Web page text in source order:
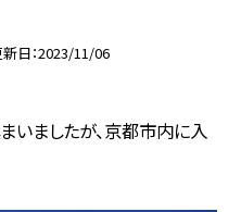
日 2023/11/06
いましたが、京都市内に入